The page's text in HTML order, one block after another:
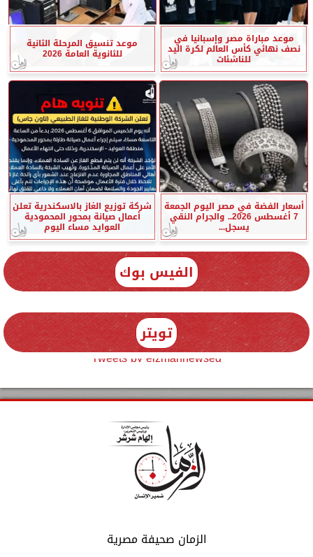
موعد مباراة مصر وإسبانيا في
نصف نهائي كأس العالم لكرة اليد
للناشئات
موعد تنسيق المرحلة الثانية
للثانوية العامة 2026
أسعار الفضة في مصر اليوم الجمعة
7 أغسطس 2026.. والجرام النقي
يسجل...
شركة توزيع الغاز بالاسكندرية تعلن
أعمال صيانة بمحور المحمودية
العوايد مساء اليوم
الفيس بوك
تويتر
Tweets by elzmannewseg
الزمان صحيفة مصرية